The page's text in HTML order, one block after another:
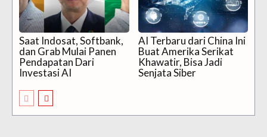
Saat Indosat, Softbank,
dan Grab Mulai Panen
Pendapatan Dari
Investasi AI
AI Terbaru dari China Ini
Buat Amerika Serikat
Khawatir, Bisa Jadi
Senjata Siber